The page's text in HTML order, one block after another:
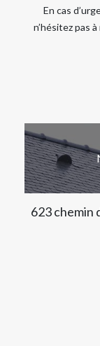
En cas
n’hésitez pas
623 chemin